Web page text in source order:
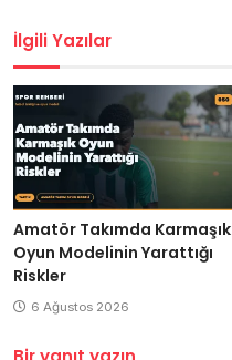
İlgili Yazılar
Amatör Takımda Karmaşık
Oyun Modelinin Yarattığı
Riskler
6 Ağustos 2026